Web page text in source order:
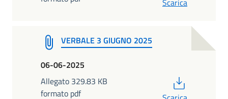
VERBALE 3 GIUGNO 2025
06-06-2025
Allegato 329.83 KB
formato pdf